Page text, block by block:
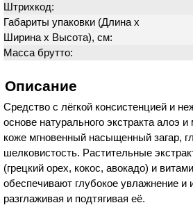
Штрихкод:
Габариты упаковки (Длина х
Ширина х Высота), см:
Масса брутто:
Описание
Средство с лёгкой консистенцией и
основе натурального экстракта алоэ
коже мгновенный насыщенный загар,
шелковистость. Растительные
(грецкий орех, кокос, авокадо) и
обеспечивают глубокое увлажнение и
разглаживая и подтягивая её.